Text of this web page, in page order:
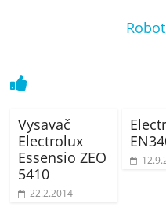
kávovary,
Vysavač
Electrolux
Essensio ZEO
5410
22.2.2014